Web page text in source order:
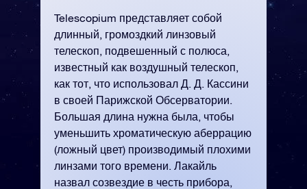
Telescopium представляет собой
длинный, громоздкий линзовый
телескоп, подвешенный с полюса,
известный как воздушный телескоп,
как тот, что использовал Д. Д. Кассини
в своей Парижской Обсерватории.
Большая длина нужна была, чтобы
уменьшить хроматическую аберрацию
(ложный цвет) производимый плохими
линзами того времени. Лакайль
назвал созвездие в честь прибора,